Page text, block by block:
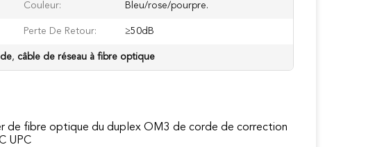
Couleur: Bleu/rose/pourpre.
Perte De Retour: ≥50dB
, câble de réseau à fibre optique
de fibre optique du duplex OM3 de corde de correction
UPC